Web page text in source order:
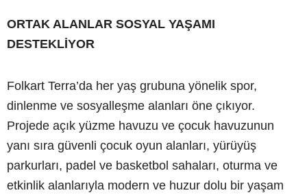
ORTAK ALANLAR SOSYAL YAŞAMI
DESTEKLİYOR
Folkart Terra’da her yaş grubuna yönelik spor,
dinlenme ve sosyalleşme alanları öne çıkıyor.
Projede açık yüzme havuzu ve çocuk havuzunun
yanı sıra güvenli çocuk oyun alanları, yürüyüş
parkurları, padel ve basketbol sahaları, oturma ve
etkinlik alanlarıyla modern ve huzur dolu bir yaşam